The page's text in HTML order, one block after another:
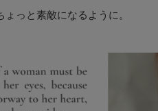
っと素敵になるように。